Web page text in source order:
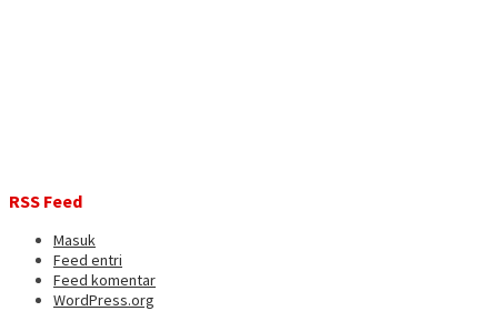
RSS Feed
Masuk
Feed entri
Feed komentar
WordPress.org